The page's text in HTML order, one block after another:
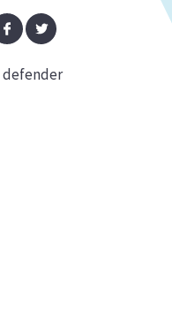
defender